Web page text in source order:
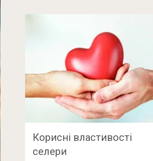
Корисні властивості
селери